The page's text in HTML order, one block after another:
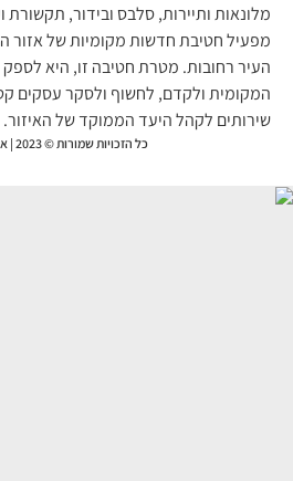
ותיירות, סלבס ובידור, תקשורת
חטיבת חדשות מקומיות של אזור
רחובות. מטרת חטיבה זו, היא לספק תוכן
ולקדם, לחשוף ולסקר עסקים קטנים
לקהל היעד הממוקד של האיזור.
כל הזכויות שמורות © 2023 | אחלה NEWS